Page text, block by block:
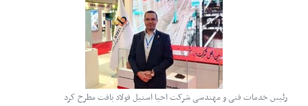
رئیس خدمات فنی و مهندسی شرکت احیا استیل فولاد بافت مطرح کرد